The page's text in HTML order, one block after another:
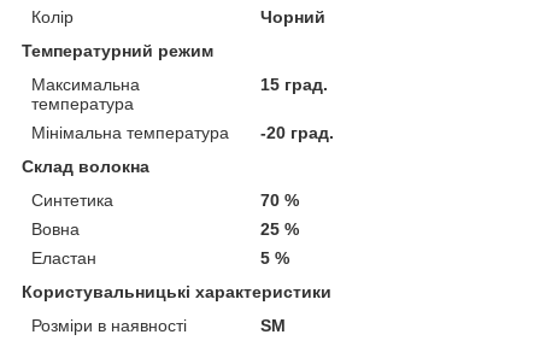
Колір
Чорний
Температурний режим
Максимальна
температура
15 град.
Мінімальна температура
-20 град.
Склад волокна
Синтетика
70 %
Вовна
25 %
Еластан
5 %
Користувальницькі характеристики
Розміри в наявності
SM